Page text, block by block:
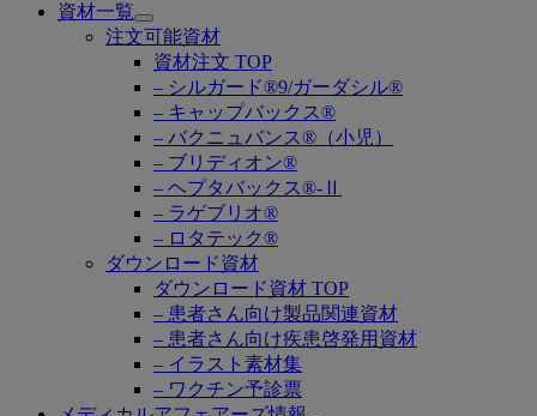
資材一覧
Open
submenu
注文可能資材
資材注文 TOP
– シルガード®9/ガーダシル®
– キャップバックス®
– バクニュバンス®（小児）
– ブリディオン®
– ヘプタバックス®-Ⅱ
– ラゲブリオ®
– ロタテック®
ダウンロード資材
ダウンロード資材 TOP
– 患者さん向け製品関連資材
– 患者さん向け疾患啓発用資材
– イラスト素材集
– ワクチン予診票